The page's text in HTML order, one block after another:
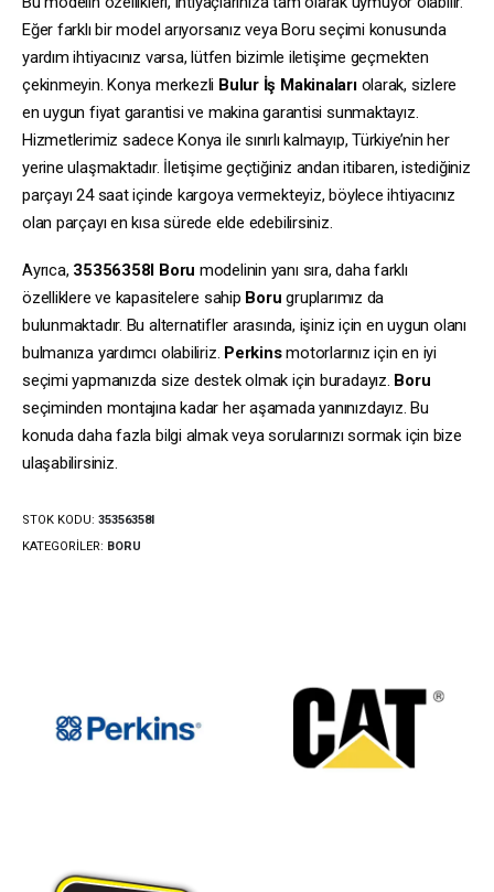
Eğer farklı bir model arıyorsanız veya Boru seçimi konusunda
yardım ihtiyacınız varsa, lütfen bizimle iletişime geçmekten
çekinmeyin. Konya merkezli Bulur İş Makinalarıolarak, sizlere
en uygun fiyat garantisi ve makina garantisi sunmaktayız.
Hizmetlerimiz sadece Konya ile sınırlı kalmayıp, Türkiye’nin her
yerine ulaşmaktadır. İletişime geçtiğiniz andan itibaren, istediğiniz
parçayı 24 saat içinde kargoya vermekteyiz, böylece ihtiyacınız
olan parçayı en kısa sürede elde edebilirsiniz.
Ayrıca, 35356358I Boru modelinin yanı sıra, daha farklı
özelliklere ve kapasitelere sahip Boru gruplarımız da
bulunmaktadır. Bu alternatifler arasında, işiniz için en uygun olanı
bulmanıza yardımcı olabiliriz. Perkinsmotorlarınız için en iyi
seçimi yapmanızda size destek olmak için buradayız. Boru
seçiminden montajına kadar her aşamada yanınızdayız. Bu
konuda daha fazla bilgi almak veya sorularınızı sormak için bize
ulaşabilirsiniz.
STOK KODU: 35356358I
KATEGORILER: BORU